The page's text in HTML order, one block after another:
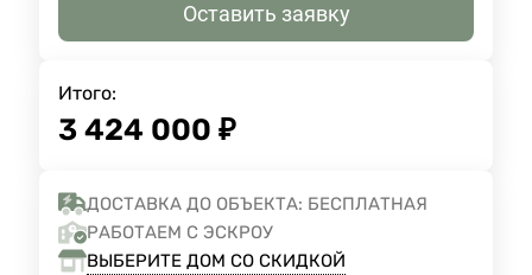
Оставить заявку
Итого:
3 424 000 ₽
ДОСТАВКА ДО ОБЪЕКТА: БЕСПЛАТНАЯ
РАБОТАЕМ С ЭСКРОУ
ВЫБЕРИТЕ ДОМ СО СКИДКОЙ